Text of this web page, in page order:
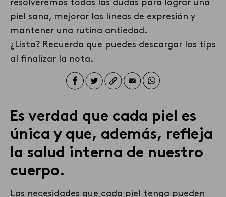
Estético y Antiaging (CMP 53289),
resolveremos todaslas dudas para lograr una
piel sana, mejorar las líneas de expresión y
mantener una rutina antiedad.
¿Lista?Recuerda que puedes descargar los tips
al finalizar la nota.
Es verdad que cada piel es
única y que, además, refleja
la salud interna de nuestro
cuerpo.